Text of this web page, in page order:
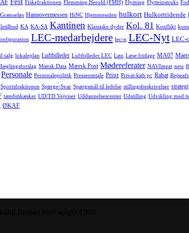
Fest Fiskefraktionen Flemming Herold (FMH) Flytning Flytteinstruks
Grænseløs Hannovermessen HiNC Hjemmesiden hulkort Hulkorttidende
KA KA-SA Kantinen Klassiske dyder Kol. 81 Konflikt
LEC-medarbejdere lec-n LEC-Nyt LEC-
salg lokaleplan Luftbilleder Luftbilleder LEC Løn Løse fridage MA07
Mærsk Data Mærsk Post Mødereferater NAVImeat new
Personale Personalepolitik Presseomtale Print Privat køb pc Rabat
Sportsfraktionen Spørge-Svar Spørgsmål til ledelse stillingsbeskrivelser strategi
tændstikæsker UD/TD Vejviser Uddannelsescenter Udstilling Udvikling med
ØKAF